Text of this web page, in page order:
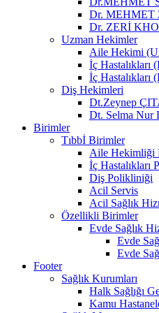
Dr.
Dr. ZERİ
Uzman Hekimler
Aile Hekimi
İç
İç
Diş Hekimleri
Dt.Zeynep
Dt. Selma
Birimler
Tıbbİ Birimler
Aile Hekimliği
İç Hastalıkları
Diş Polikliniği
Acil Servis
Acil Sağlık
Özellikli Birimler
Evde Sağlık
Evde
Evde
Footer
Sağlık Kurumları
Halk Sağlığı
Kamu